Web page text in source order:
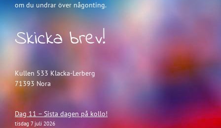
om du undrar över någonting.
Skicka brev!
Kullen 533 Klacka-Lerberg
71393 Nora
Dag 11 – Sista dagen på kollo!
tisdag 7 juli 2026